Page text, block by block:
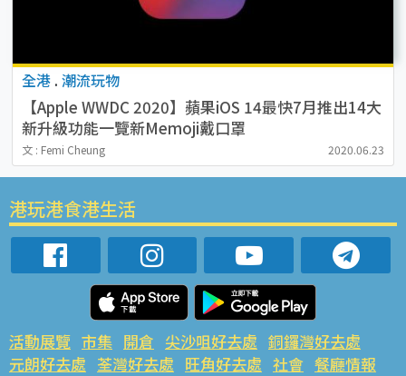
全港 . 潮流玩物
【Apple WWDC 2020】蘋果iOS 14最快7月推出14大
新升級功能一覽新Memoji戴口罩
文 : Femi Cheung 2020.06.23
港玩港食港生活
活動展覽 市集 開倉 尖沙咀好去處 銅鑼灣好去處
元朗好去處 荃灣好去處 旺角好去處 社會 餐廳情報